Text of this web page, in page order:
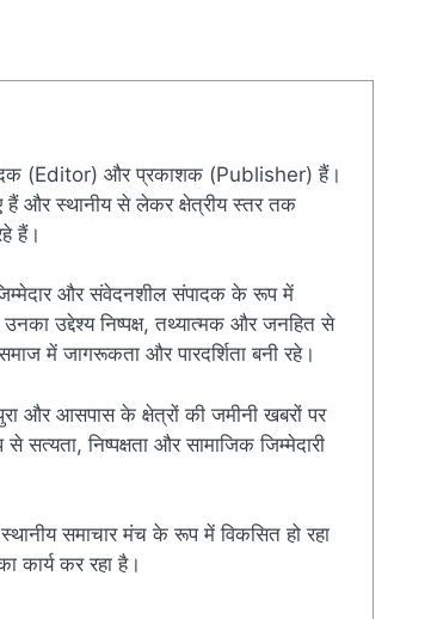
(Editor) और प्रकाशक (Publisher) हैं।
हैं और स्थानीय से लेकर क्षेत्रीय स्तर तक
हैं।
और संवेदनशील संपादक के रूप में
उद्देश्य निष्पक्ष, तथ्यात्मक और जनहित से
में जागरूकता और पारदर्शिता बनी रहे।
और आसपास के क्षेत्रों की जमीनी खबरों पर
निष्पक्षता और सामाजिक जिम्मेदारी
समाचार मंच के रूप में विकसित हो रहा
कार्य कर रहा है।